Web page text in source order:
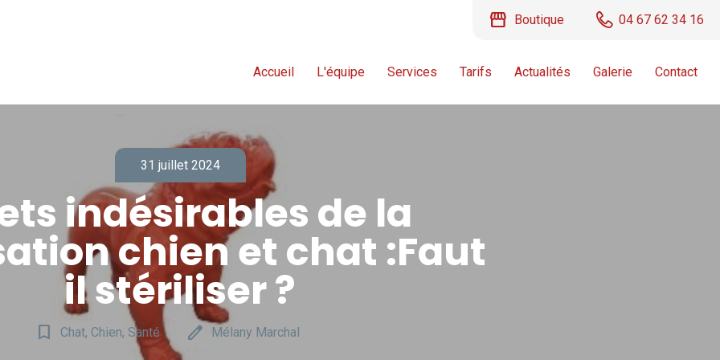
storefront Boutique 04 67 62 34 16
Accueil L'équipe Services Tarifs Actualités Galerie Contact
31 juillet 2024
indésirables de la
chien et chat :Faut
il stériliser ?
bookmark_border Chat, Chien, Santé edit Mélany Marchal